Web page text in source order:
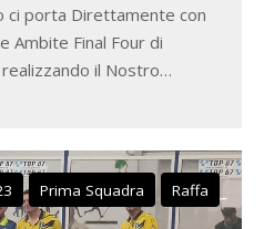
ci porta Direttamente con
Ambite Final Four di
il Nostro…
Prima Squadra Raffa